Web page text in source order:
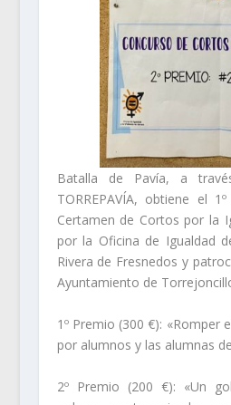
Batalla de Pavía, a
TORREPAVÍA, obtiene el
Certamen de Cortos por la
por la Oficina de Igualdad
Rivera de Fresnedos y
Ayuntamiento de
1º Premio (300 €): «Romper
por alumnos y las alumnas
2º Premio (200 €): «Un